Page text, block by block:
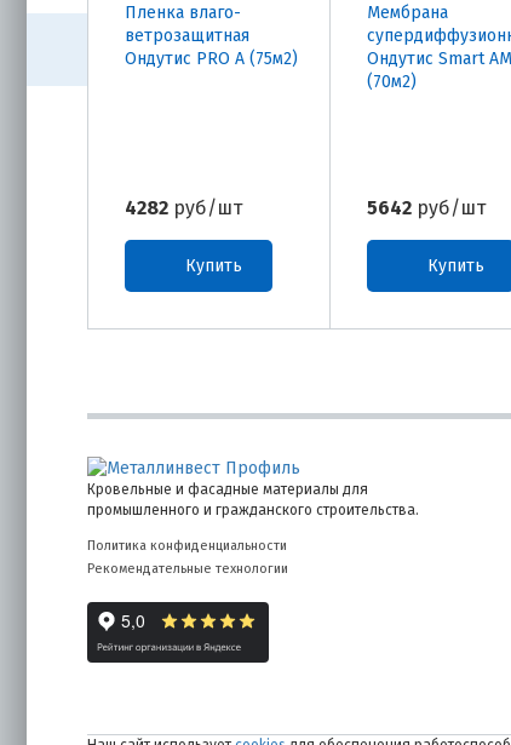
Пленка влаго-
ветрозащитная
Ондутис PRO A (75м2)
4282 руб/шт
Купить
Мембрана
Ондутис Smart АМ
(70м2)
5642 руб/шт
Купить
Кровельные и фасадные материалы для
промышленного и гражданского строительства.
Политика конфиденциальности
Рекомендательные технологии